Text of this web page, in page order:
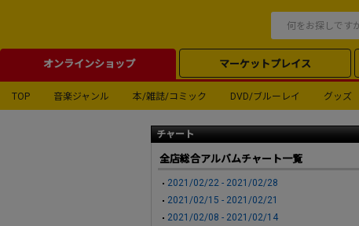
オンラインショップ マーケットプレイス
TOP 音楽ジャンル 本/雑誌/コミック DVD/ブルーレイ グッズ
チャート
全店総合アルバムチャート一覧
2021/02/22 - 2021/02/28
2021/02/15 - 2021/02/21
2021/02/08 - 2021/02/14